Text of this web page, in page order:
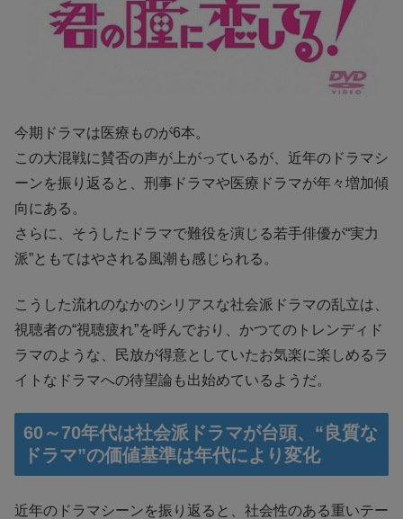
今期ドラマは医療ものが6本。
この大混戦に賛否の声が上がっているが、近年のドラマシ
ーンを振り返ると、刑事ドラマや医療ドラマが年々増加傾
向にある。
さらに、そうしたドラマで難役を演じる若手俳優が“実力
派”ともてはやされる風潮も感じられる。
こうした流れのなかのシリアスな社会派ドラマの乱立は、
視聴者の“視聴疲れ”を呼んでおり、かつてのトレンディド
ラマのような、民放が得意としていたお気楽に楽しめるラ
イトなドラマへの待望論も出始めているようだ。
60～70年代は社会派ドラマが台頭、“良質な
ドラマ”の価値基準は年代により変化
近年のドラマシーンを振り返ると、社会性のある重いテー